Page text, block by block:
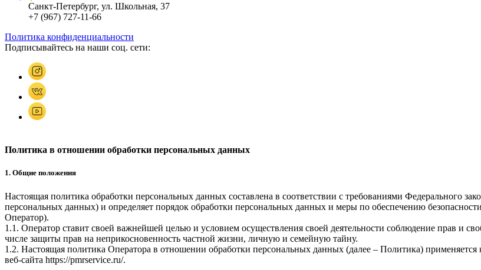
Санкт-Петербург, ул. Школьная, 37
+7 (967) 727-11-66
Политика конфиденциальности
Подписывайтесь на наши соц. сети:
Политика в отношении обработки персональных данных
1. Общие положения
Настоящая политика обработки персональных данных составлена в соответствии с требованиями Федерального
персональных данных) и определяет порядок обработки персональных данных и меры по обеспечению
Оператор).
1.1. Оператор ставит своей важнейшей целью и условием осуществления своей деятельности соблюдение прав и
числе защиты прав на неприкосновенность частной жизни, личную и семейную тайну.
1.2. Настоящая политика Оператора в отношении обработки персональных данных (далее – Политика)
веб-сайта https://pmrservice.ru/.